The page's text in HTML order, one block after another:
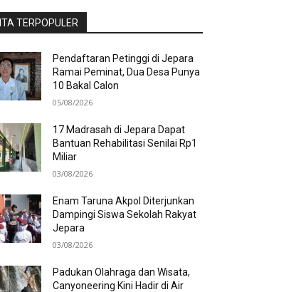
TERPOPULER
Pendaftaran Petinggi di Jepara
Ramai Peminat, Dua Desa Punya
10 Bakal Calon
05/08/2026
17 Madrasah di Jepara Dapat
Bantuan Rehabilitasi Senilai Rp1
Miliar
03/08/2026
Enam Taruna Akpol Diterjunkan
Dampingi Siswa Sekolah Rakyat
Jepara
03/08/2026
Padukan Olahraga dan Wisata,
Canyoneering Kini Hadir di Air